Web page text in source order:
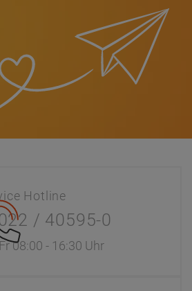
Hotline
/ 40595-0
08:00 - 16:30 Uhr